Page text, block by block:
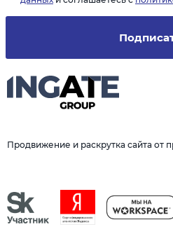
Продвижение и раскрутка сайта от